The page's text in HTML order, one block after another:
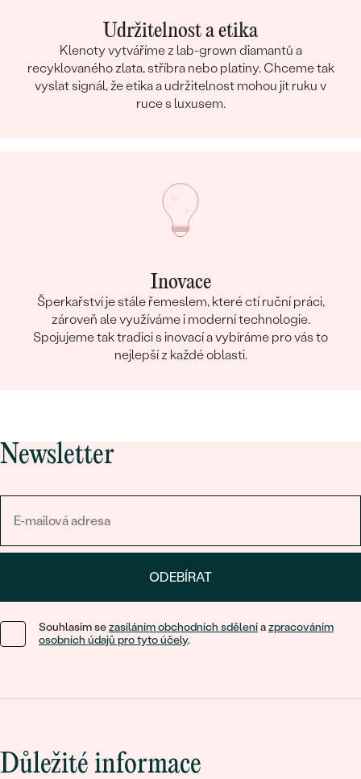
Udržitelnost a etika
Klenoty vytváříme z lab-grown diamantů a
recyklovaného zlata, stříbra nebo platiny. Chceme tak
vyslat signál, že etika a udržitelnost mohou jít ruku v
ruce s luxusem.
Inovace
Šperkařství je stále řemeslem, které ctí ruční práci,
zároveň ale využíváme i moderní technologie.
Spojujeme tak tradici s inovací a vybíráme pro vás to
nejlepší z každé oblasti.
Newsletter
ODEBÍRAT
Souhlasím sezasíláním obchodních sděleníazpracováním
osobních údajů pro tyto účely.
Důležité informace